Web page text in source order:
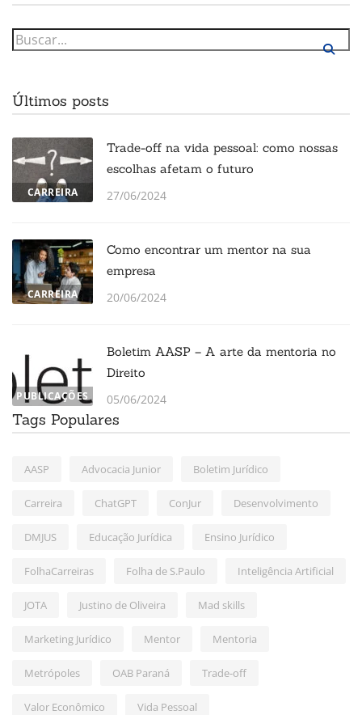
Últimos posts
CARREIRA
Trade-off na vida pessoal: como nossas
escolhas afetam o futuro
27/06/2024
CARREIRA
Como encontrar um mentor na sua
empresa
20/06/2024
PUBLICAÇÕES
Boletim AASP – A arte da mentoria no
Direito
05/06/2024
Tags Populares
AASP Advocacia Junior Boletim Jurídico
Carreira ChatGPT ConJur Desenvolvimento
DMJUS Educação Jurídica Ensino Jurídico
FolhaCarreiras Folha de S.Paulo Inteligência Artificial
JOTA Justino de Oliveira Mad skills
Marketing Jurídico Mentor Mentoria
Metrópoles OAB Paraná Trade-off
Valor Econômico Vida Pessoal